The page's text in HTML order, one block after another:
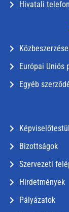
Hivatali
Európai Uniós
Egyéb
Bizottságok
Szervezeti
Hirdetmények
Pályázatok